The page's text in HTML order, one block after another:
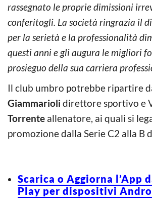
rassegnato le proprie dimissioni
conferitogli. La società ringrazia il
per la serietà e la professionalità
questi anni e gli augura le migliori
prosieguo della sua carriera
Il club umbro potrebbe ripartire
Giammarioli direttore sportivo e
Torrente allenatore, ai quali si
promozione dalla Serie C2 alla B
Scarica o Aggiorna l’App
Play per dispositivi